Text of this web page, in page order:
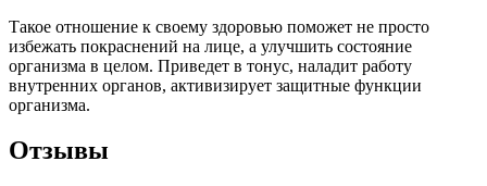
Такое отношение к своему здоровью поможет не просто
избежать покраснений на лице, а улучшить состояние
организма в целом. Приведет в тонус, наладит работу
внутренних органов, активизирует защитные функции
организма.
Отзывы